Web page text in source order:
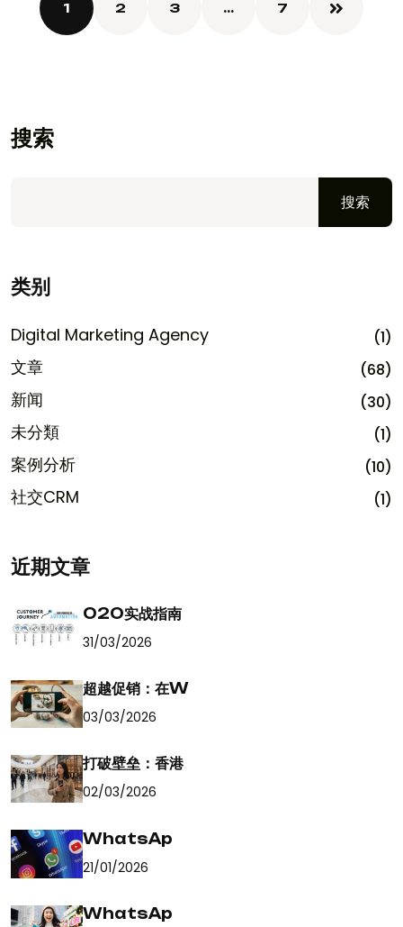
1 2 3 … 7
搜索
搜索
类别
Digital Marketing Agency (1)
文章 (68)
新闻 (30)
未分類 (1)
案例分析 (10)
社交CRM (1)
近期文章
O2O实战指南
31/03/2026
超越促销：在W
03/03/2026
打破壁垒：香港
02/03/2026
WhatsAp
21/01/2026
WhatsAp